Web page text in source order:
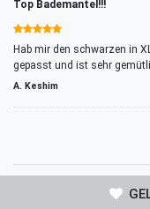
Top Bademantel!!!
Hab mir den schwarzen in
gepasst und ist sehr
A. Keshim